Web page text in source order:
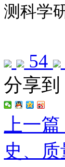
测科学
54
分享到
上一
史、